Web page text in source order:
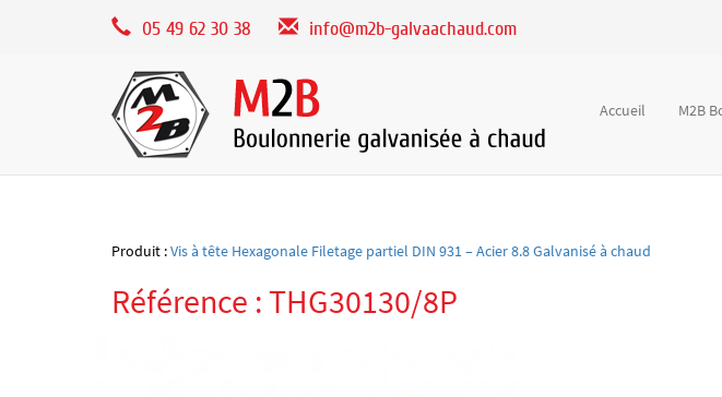
05 49 62 30 38 info@m2b-galvaachaud.com
Accueil M2B
Produit :Vis à tête Hexagonale Filetage partiel DIN 931 – Acier 8.8 Galvanisé à chaud
Référence : THG30130/8P